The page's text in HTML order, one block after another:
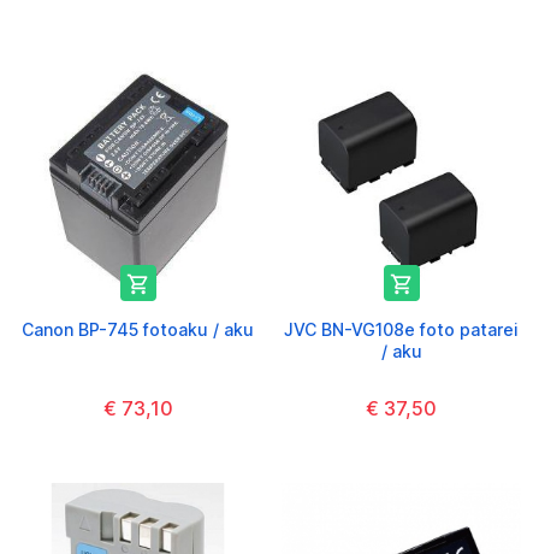

Canon BP-745 fotoaku / aku
€ 73,10

JVC BN-VG108e foto patarei
/ aku
€ 37,50